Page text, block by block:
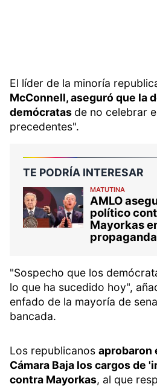
El líder de la minoría
McConnell, aseguró que la
demócratas de no celebrar
precedentes".
TE PODRÍA INTERESAR
MATUTINA
AMLO
político
Mayorkas
"Sospecho que los
lo que ha sucedido hoy",
enfado de la mayoría de
bancada.
Los republicanos aprobaron
Cámara Baja los cargos de
contra Mayorkas, al que